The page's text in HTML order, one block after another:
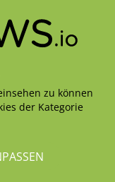
zu können
der Kategorie